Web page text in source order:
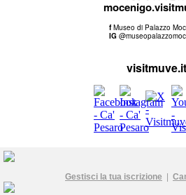
fMuseo di Palazzo
IG
visitmuve.it
Gestisci la tua iscrizione |